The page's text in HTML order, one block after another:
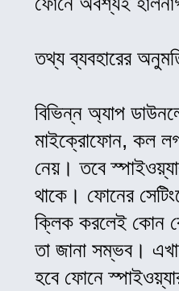
তথ্য ব্যবহারের
বিভিন্ন অ্যাপ
মাইক্রোফোন, কল লগ,
নেয়। তবে
থাকে। ফোনের
ক্লিক করলেই কোন
তা জানা সম্ভব।
হবে ফোনে